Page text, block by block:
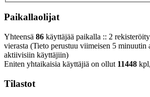
Paikallaolijat
Yhteensä 86 käyttäjää paikalla :: 2
vierasta (Tieto perustuu viimeisen 5 minuutin
aktiivisiin käyttäjiin)
Eniten yhtaikaisia käyttäjiä on ollut 11448
Tilastot